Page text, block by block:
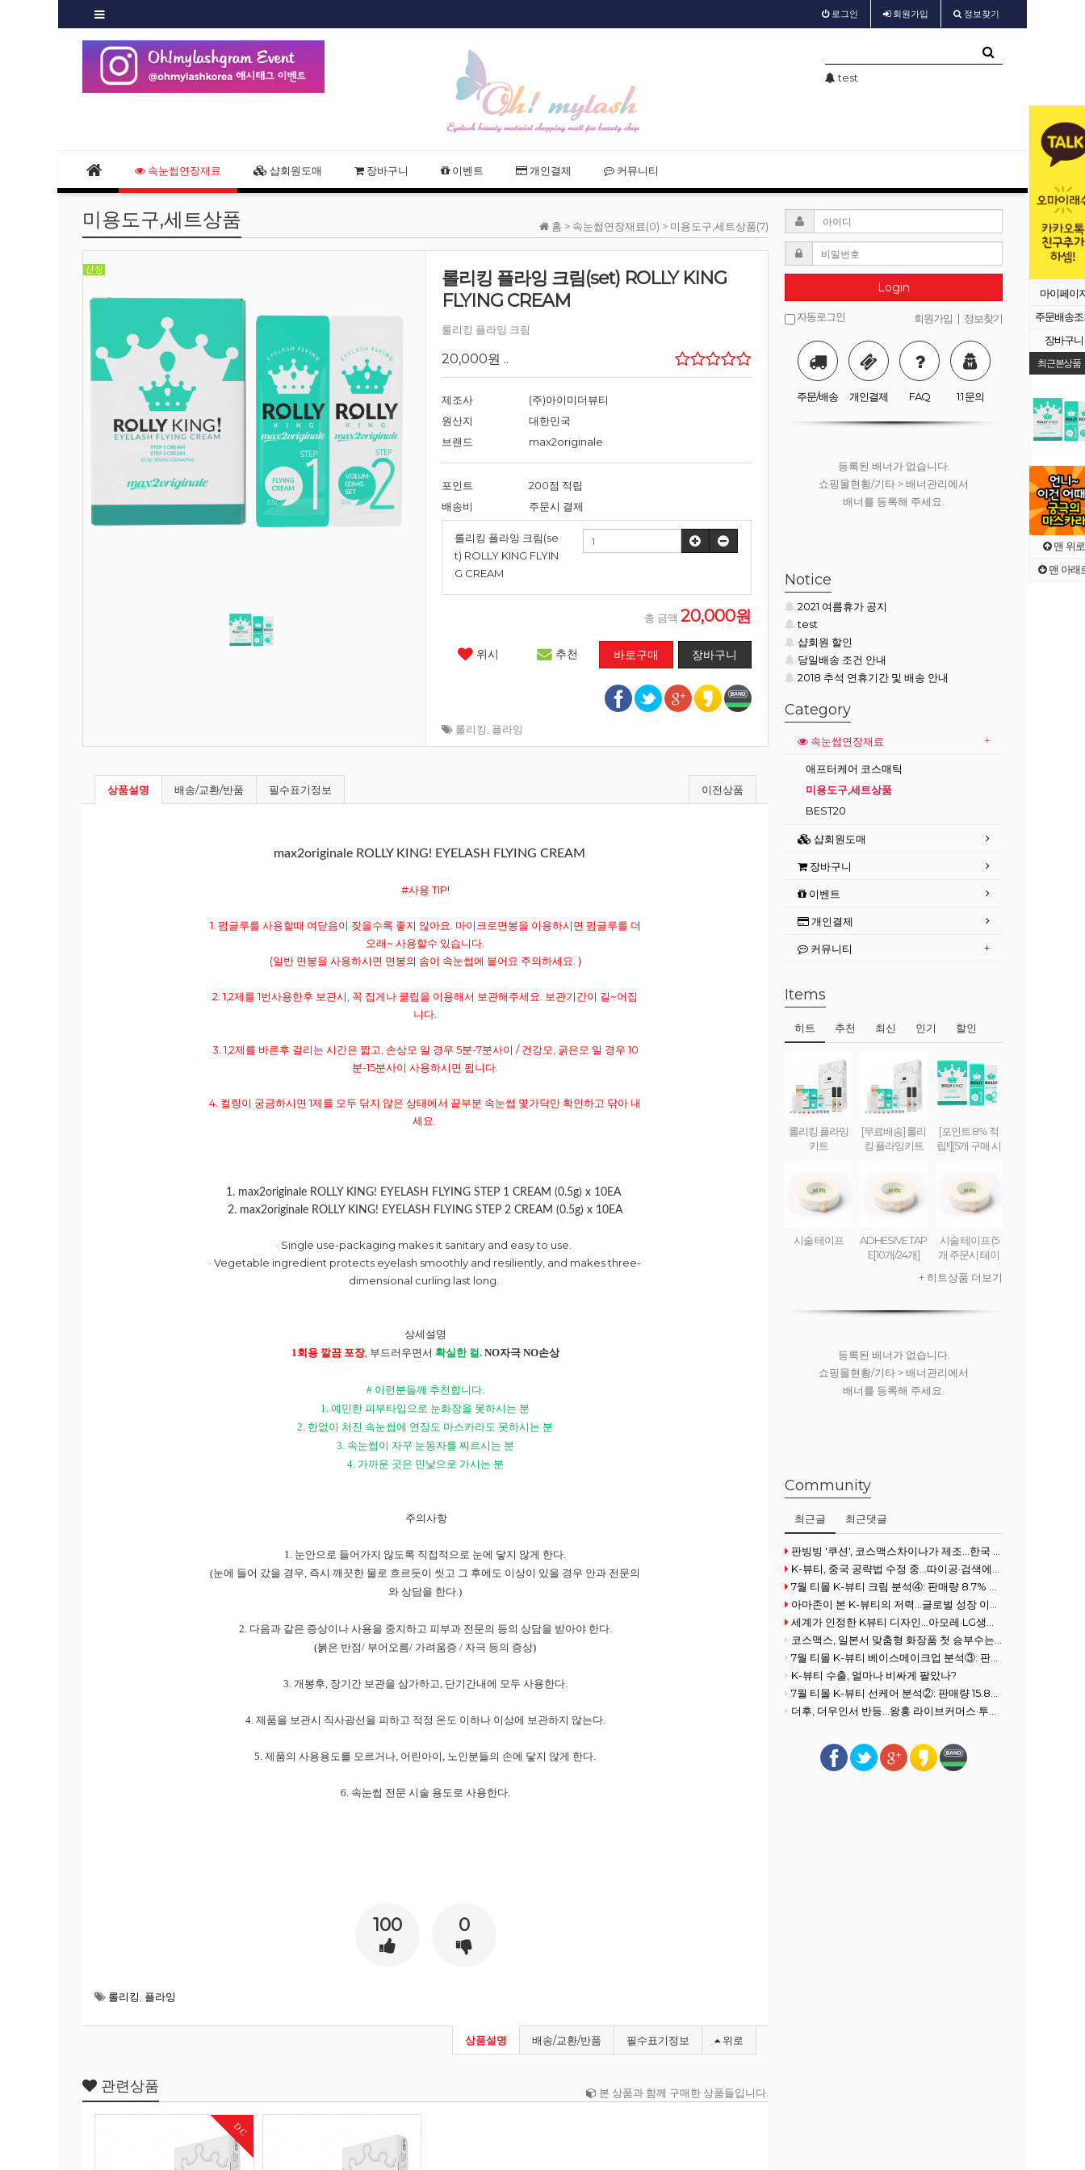
마이페이
주문배송
장바구니
최근본상품
맨 위로
맨 아래
로그인 회원가입 정보찾기
샵회원 할인 test
속눈썹연장재료 샵회원도매 장바구니 이벤트 개인결제 커뮤니티
홈 > 속눈썹연장재료(0) > 미용도구,세트상품(7)
미용도구,세트상품
롤리킹 플라잉 크림(set) ROLLY KING
FLYING CREAM
롤리킹 플라잉 크림
20,000원 ..
제조사
(주)아이미더뷰티
원산지
대한민국
브랜드
max2originale
포인트
200점 적립
배송비
주문시 결제
롤리킹 플라잉 크림(se
t) ROLLY KING FLYIN
G CREAM
총 금액 20,000원
위시 추천
롤리킹 플라잉
상품설명 배송/교환/반품 필수표기정보 이전상품
max2originale ROLLY KING! EYELASH FLYING CREAM
#사용 TIP!
1. 펌글루를 사용할때 여닫음이 잦을수록 좋지 않아요. 마이크로면봉을 이용하시면 펌글루를 더
오래~ 사용할수 있습니다.
(일반 면봉을 사용하시면 면봉의 솜이 속눈썹에 붙어요 주의하세요. )
2. 1,2제를 1번사용한후 보관시, 꼭 집게나 클립을 이용해서 보관해주세요. 보관기간이 길~어집
니다.
3. 1,2제를 바른후 걸리는 시간은 짧고, 손상모 일 경우 5분-7분사이 / 건강모, 굵은모 일 경우 10
분-15분사이 사용하시면 됩니다.
4. 컬링이 궁금하시면 1제를 모두 닦지 않은 상태에서 끝부분 속눈썹 몇가닥만 확인하고 닦아 내
세요.
1. max2originale ROLLY KING! EYELASH FLYING STEP 1 CREAM (0.5g) x 10EA
2. max2originale ROLLY KING! EYELASH FLYING STEP 2 CREAM (0.5g) x 10EA
· Single use-packaging makes it sanitary and easy to use.
· Vegetable ingredient protects eyelash smoothly and resiliently, and makes three-
dimensional curling last long.
상세설명
1회용 깔끔 포장, 부드러우면서 확실한 컬. NO자극NO손상
# 이런분들께 추천합니다.
1.예민한 피부타입으로 눈화장을 못하시는 분
2. 한없이 처진 속눈썹에 연장도 마스카라도 못하시는 분
3. 속눈썹이 자꾸 눈동자를 찌르시는 분
4. 가까운 곳은 민낯으로 가시는 분
주의사항
1. 눈안으로 들어가지 않도록 직접적으로 눈에 닿지 않게 한다.
(눈에 들어 갔을 경우, 즉시 깨끗한 물로 흐르듯이 씻고 그 후에도 이상이 있을 경우 안과 전문의
와 상담을 한다.)
2. 다음과 같은 증상이나 사용을 중지하고 피부과 전문의 등의 상담을 받아야 한다.
(붉은 반점/ 부어오름/ 가려움증/ 자극 등의 증상)
3. 개봉후, 장기간 보관을 삼가하고, 단기간내에 모두 사용한다.
4. 제품을 보관시 직사광선을 피하고 적정 온도 이하나 이상에 보관하지 않는다.
5.제품의 사용용도를 모르거나, 어린아이, 노인분들의 손에 닿지 않게 한다.
6. 속눈썹 전문 시술 용도로 사용한다.
100 0
롤리킹 플라잉
상품설명 배송/교환/반품 필수표기정보 위로
본 상품과 함께 구매한 상품들입니다.
관련상품
DC
Login
자동로그인 회원가입 | 정보찾기
주문/배송 개인결제 FAQ 1:1 문의
등록된 배너가 없습니다.
쇼핑몰현황/기타 > 배너관리에서
배너를 등록해 주세요.
등록된 배너가 없습니다.
쇼핑몰현황/기타 > 배너관리에서
배너를 등록해 주세요.
쇼핑몰현황/기타 > 배너관리에서
배너를 등록해 주세요.
Notice
2021 여름휴가 공지
test
샵회원 할인
당일배송 조건 안내
2018 추석 연휴기간 및 배송 안내
Category
속눈썹연장재료
애프터케어 코스매틱
미용도구,세트상품
BEST20
샵회원도매
장바구니
이벤트
개인결제
커뮤니티
Items
히트 추천 최신 인기 할인
롤리킹 플라잉
키트
[무료배송] 롤리
킹 플라잉키트
[포인트 8% 적
립!!][5개 구매 시
(set) ROLLY KI
NG FLYING CR
EAM
시술 테이프
ADHESIVE TAP
E[10개/24개]
시술 테이프 (5
개 주문시 테이
료)
+ 히트상품 더보기
등록된 배너가 없습니다.
쇼핑몰현황/기타 > 배너관리에서
배너를 등록해 주세요.
Community
최근글 최근댓글
판빙빙 '쿠션', 코스맥스차이나가 제조…한국 ODM 경쟁력 재조명
K-뷰티, 중국 공략법 수정 중...따이공·검색에서 콘텐츠로
7월 티몰 K-뷰티 크림 분석④: 판매량 8.7% 증가
아마존이 본 K-뷰티의 저력…글로벌 성장 이끄는 5가지 경쟁력
세계가 인정한 K뷰티 디자인…아모레·LG생건 레드닷 수상
코스맥스, 일본서 맞춤형 화장품 첫 승부수는 'AI 헤어케어'
7월 티몰 K-뷰티 베이스메이크업 분석③: 판매량 3.1% 증가
K-뷰티 수출, 얼마나 비싸게 팔았나?
7월 티몰 K-뷰티 선케어 분석②: 판매량 15.8% 감소
더후, 더우인서 반등…왕홍 라이브커머스·투트랙 전략 통했다